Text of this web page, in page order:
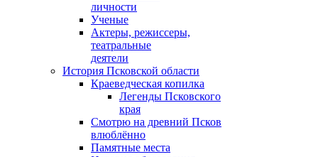
личности
Ученые
Актеры, режиссеры,
театральные
деятели
История Псковской области
Краеведческая копилка
Легенды Псковского
края
Смотрю на древний Псков
влюблённо
Памятные места